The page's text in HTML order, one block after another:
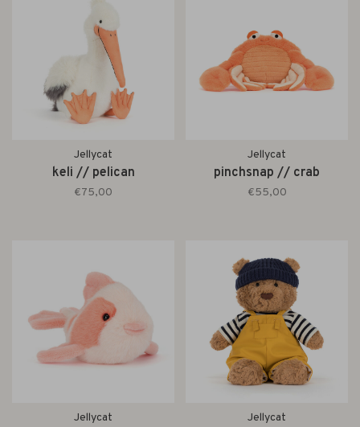
Jellycat
keli // pelican
€75,00
Jellycat
pinchsnap // crab
€55,00
Jellycat Jellycat